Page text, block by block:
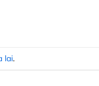
lai.